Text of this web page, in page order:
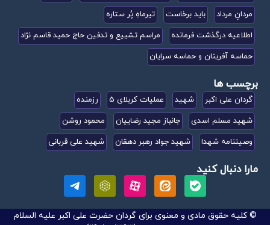
مردانِ مرداد
باید برخاست
تیرماهِ پُر ستاره
اطلاعیه درگذشت فرمانده
مراسم تشییع و تدفین حاج حمید قاسم نژاد
حماسه آفرینان و حماسه سرایان
برچسب ها
گردان علی اکبر شهید عملیات کربلای 5
رزمنده
شهید مسلم اسدی
جانباز مجید رضاییان
محمود روشن
وصیتنامه شهدا
شهید جواد رهبر دهقان شهید علی قربانی
مارا دنبال کنید
© کلیه حقوق مادی و معنوی برای گردان حضرت علی اکبر علیه السلام